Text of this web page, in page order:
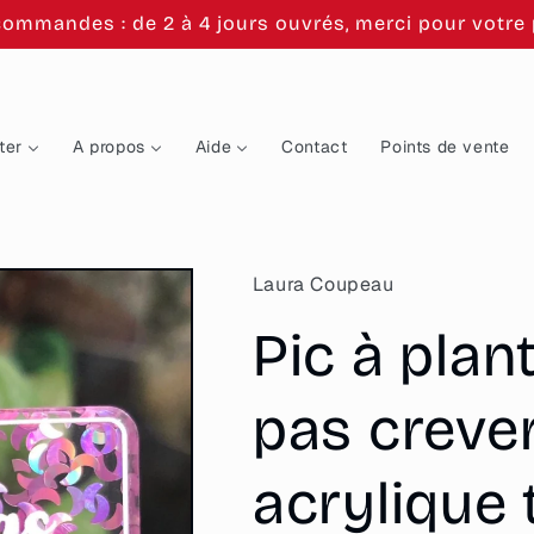
: de 2 à 4 jours ouvrés, merci pour votre
A propos Aide Contact Points de vente
Laura Coupeau
Pic à
pas
acrylique